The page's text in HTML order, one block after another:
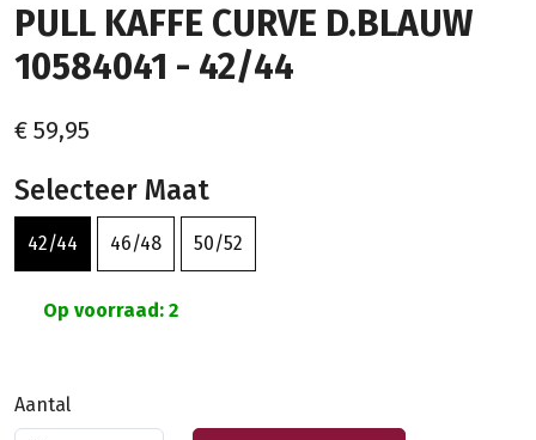
PULL KAFFE CURVE D.BLAUW
10584041 - 42/44
€ 59,95
Selecteer Maat
42/44 46/48 50/52
Op voorraad: 2
Aantal